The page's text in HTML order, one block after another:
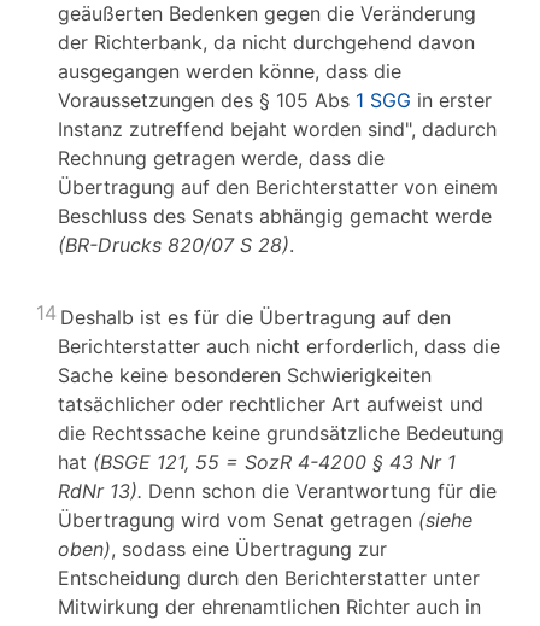
geäußerten Bedenken gegen die Veränderung
der Richterbank, da nicht durchgehend davon
ausgegangen werden könne, dass die
Voraussetzungen des § 105 Abs 1 SGG in erster
Instanz zutreffend bejaht worden sind", dadurch
Rechnung getragen werde, dass die
Übertragung auf den Berichterstatter von einem
Beschluss des Senats abhängig gemacht werde
(BR-Drucks 820/07 S 28).
14 Deshalb ist es für die Übertragung auf den
Berichterstatter auch nicht erforderlich, dass die
Sache keine besonderen Schwierigkeiten
tatsächlicher oder rechtlicher Art aufweist und
die Rechtssache keine grundsätzliche Bedeutung
hat (BSGE 121, 55 = SozR 4-4200 § 43 Nr 1
RdNr 13). Denn schon die Verantwortung für die
Übertragung wird vom Senat getragen (siehe
oben), sodass eine Übertragung zur
Entscheidung durch den Berichterstatter unter
Mitwirkung der ehrenamtlichen Richter auch in